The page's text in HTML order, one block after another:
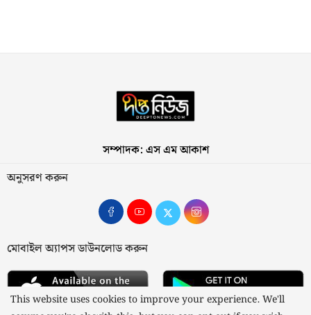
সম্পাদক: এস এম আকাশ
অনুসরণ করুন
মোবাইল অ্যাপস ডাউনলোড করুন
This website uses cookies to improve your experience. We'll